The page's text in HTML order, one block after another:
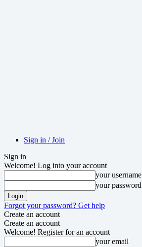
Sign in / Join
Sign in
Welcome! Log into your account
your username
your password
Forgot your password? Get help
Create an account
Create an account
Welcome! Register for an account
your email